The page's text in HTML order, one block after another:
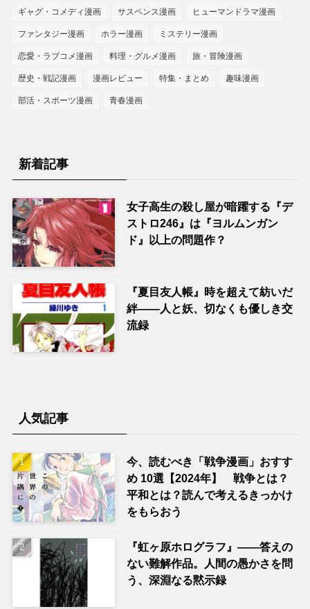
ギャグ・コメディ漫画 サスペンス漫画 ヒューマンドラマ漫画
ファンタジー漫画 ホラー漫画 ミステリー漫画
恋愛・ラブコメ漫画 料理・グルメ漫画 旅・冒険漫画
歴史・戦記漫画 漫画レビュー 特集・まとめ 趣味漫画
部活・スポーツ漫画 青春漫画
新着記事
女子高生の殺し屋が暗躍する『デ
ストロ246』は『ヨルムンガン
ド』以上の問題作？
『夏目友人帳』時を超えて紡いだ
絆――人と妖、切なくも優しき交
流録
人気記事
今、読むべき「戦争漫画」おすす
め 10選【2024年】 戦争とは？
平和とは？読んで考えるきっかけ
をもらおう
『虹ヶ原ホログラフ』——答えの
ない難解作品。人間の愚かさを問
う、深淵なる黙示録